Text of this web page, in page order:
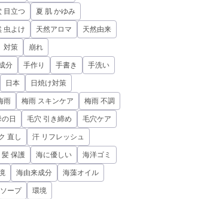
目立つ 夏 肌 かゆみ
虫よけ 天然アロマ 天然由来
対策 崩れ
分 手作り 手書き 手洗い
日本 日焼け対策
雨 梅雨 スキンケア 梅雨 不調
日 毛穴 引き締め 毛穴ケア
直し 汗 リフレッシュ
髪 保護 海に優しい 海洋ゴミ
海由来成分 海藻オイル
ープ 環境